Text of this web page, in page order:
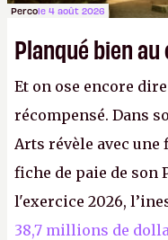
Percole 4 août 2026
Planqué bien au
Et on ose encore
récompensé. Dans
Arts révèle avec
fiche de paie de son
l'exercice 2026,
38,7 millions de